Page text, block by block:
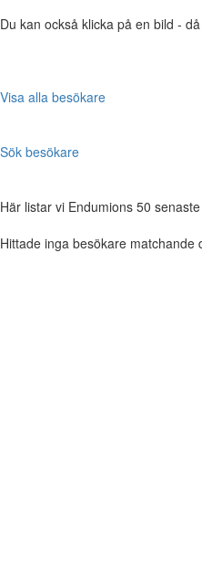
Du kan också klicka på en bild -
Visa alla besökare
Sök besökare
Här listar vi Endumions 50
Hittade inga besökare matchande